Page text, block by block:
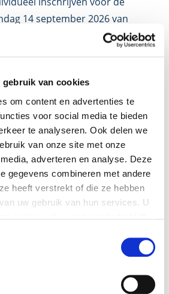
gebruik van cookies
om content en advertenties te
voor social media te bieden
te analyseren. Ook delen we
van onze site met onze
adverteren en analyse. Deze
gegevens combineren met andere
heeft verstrekt of die ze hebben
uw gebruik van hun services. U
14 september 2026 van
vrijgesteld van btw. De open
gaat door bij minimaal 6
ons dan even.